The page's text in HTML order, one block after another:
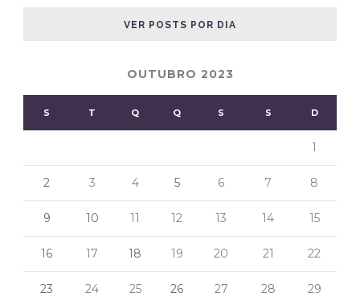
VER POSTS POR DIA
OUTUBRO 2023
S T Q Q S S D
1
2 3 4 5 6 7 8
9 10 11 12 13 14 15
16 17 18 19 20 21 22
23 24 25 26 27 28 29